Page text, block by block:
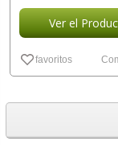
Ver el
favoritos